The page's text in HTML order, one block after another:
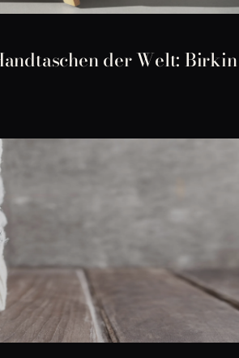
der Welt: Birkin